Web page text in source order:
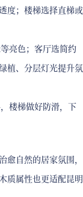
度；楼梯选择直梯或
亮色；客厅选简约
植、分层灯光提升氛
楼梯做好防滑，下
自然的居家氛围，
质属性也更适配昆明